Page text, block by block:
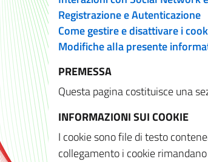
Registrazione e Autenticazione
Come gestire e disattivare i
Modifiche alla presente
PREMESSA
Questa pagina costituisce una
INFORMAZIONI SUI COOKIE
I cookie sono file di testo
collegamento i cookie